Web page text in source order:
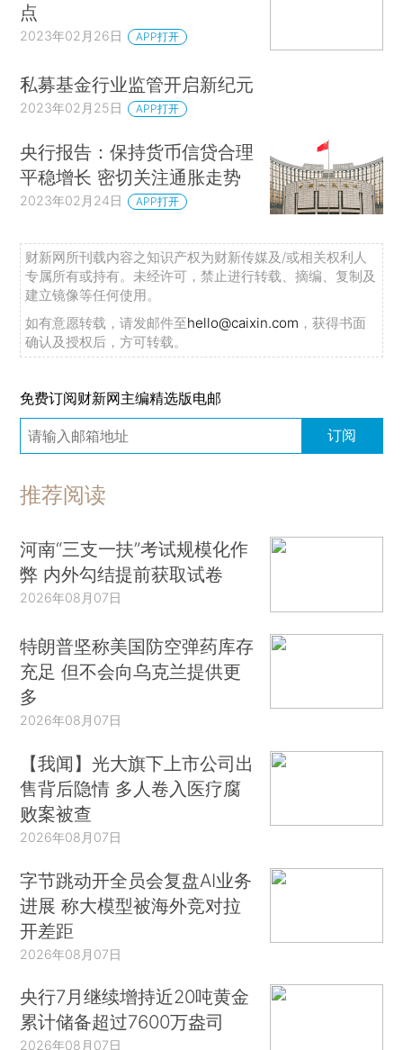
点
2023年02月26日 APP打开
私募基金行业监管开启新纪元
2023年02月25日 APP打开
央行报告：保持货币信贷合理
平稳增长 密切关注通胀走势
2023年02月24日 APP打开
财新网所刊载内容之知识产权为财新传媒及/或相关权利人
专属所有或持有。未经许可，禁止进行转载、摘编、复制及
建立镜像等任何使用。
如有意愿转载，请发邮件至hello@caixin.com ，获得书面
确认及授权后，方可转载。
免费订阅财新网主编精选版电邮
订阅
推荐阅读
河南“三支一扶”考试规模化作
弊 内外勾结提前获取试卷
2026年08月07日
特朗普坚称美国防空弹药库存
充足 但不会向乌克兰提供更
多
2026年08月07日
【我闻】光大旗下上市公司出
售背后隐情 多人卷入医疗腐
败案被查
2026年08月07日
字节跳动开全员会复盘AI业务
进展 称大模型被海外竞对拉
开差距
2026年08月07日
央行7月继续增持近20吨黄金
累计储备超过7600万盎司
2026年08月07日